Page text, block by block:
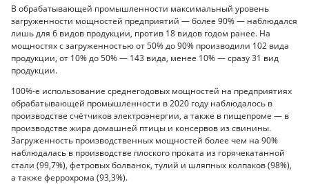
В обрабатывающей промышленности максимальный уровень
загруженности мощностей предприятий — более 90% — наблюдался
лишь для 6 видов продукции, против 18 видов годом ранее. На
мощностях с загруженностью от 50% до 90% производили 102 вида
продукции, от 10% до 50% — 143 вида, менее 10% — сразу 31 вид
продукции.
100%-е использование среднегодовых мощностей на предприятиях
обрабатывающей промышленности в 2020 году наблюдалось в
производстве счётчиков электроэнергии, а также в пищепроме — в
производстве жира домашней птицы и консервов из свинины.
Загруженность производственных мощностей более чем на 90%
наблюдалась в производстве плоского проката из горячекатанной
стали (99,7%), фетровых болванок, тулий и шляпных колпаков (98%),
а также феррохрома (93,3%).